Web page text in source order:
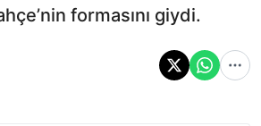
formasını giydi.